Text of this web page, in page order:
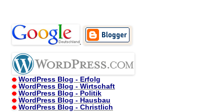
.
WordPress Blog - Erfolg
WordPress Blog - Wirtschaft
WordPress Blog - Politik
WordPress Blog - Hausbau
WordPress Blog - Christlich